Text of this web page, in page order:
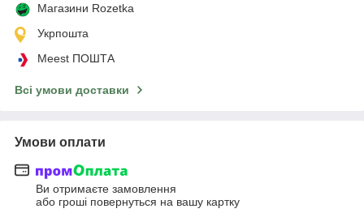
Магазини Rozetka
Укрпошта
Meest ПОШТА
Всі умови доставки
Умови оплати
Ви отримаєте замовлення
або гроші повернуться на вашу картку